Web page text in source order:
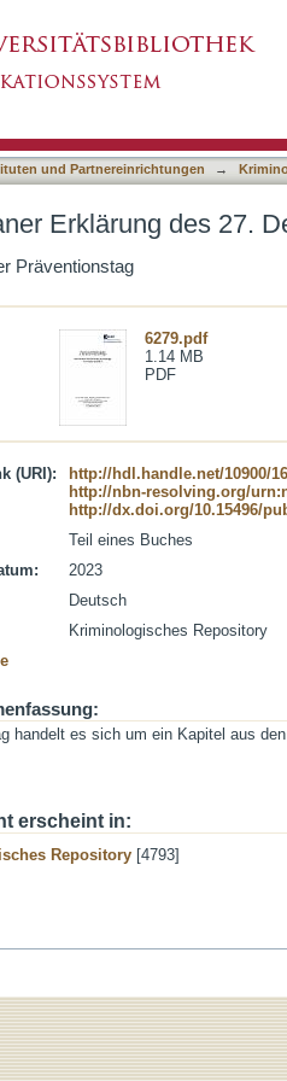
und Partnereinrichtungen →
Erklärung des 27.
Präventionstag
6279.pdf
1.14 MB
PDF
(URI):
http://hdl.handle.net/10900/
http://nbn-resolving.org/
http://dx.doi.org/10.15496/
Teil eines Buches
2023
Deutsch
Kriminologisches Repository
handelt es sich um ein Kapitel aus
erscheint in:
Repository [4793]